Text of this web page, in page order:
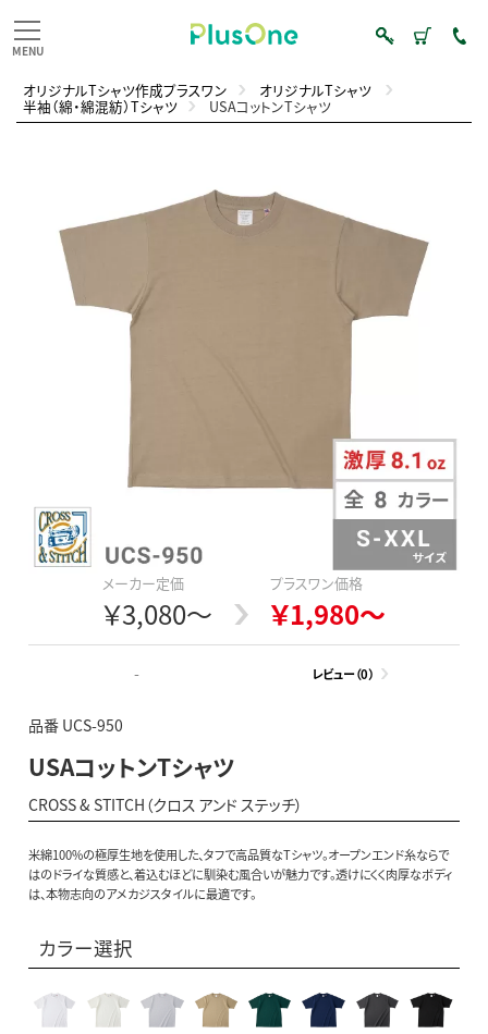
オリジナルTシャツ作成プラスワン オリジナルTシャツ
半袖（綿・綿混紡）Tシャツ USAコットンTシャツ
メーカー定価
￥3,080～
プラスワン価格
￥1,980～
- レビュー（0）
品番 UCS-950
USAコットンTシャツ
CROSS & STITCH（クロス アンド ステッチ）
米綿100%の極厚生地を使用した、タフで高品質なTシャツ。オープンエンド糸ならで
はのドライな質感と、着込むほどに馴染む風合いが魅力です。透けにくく肉厚なボディ
は、本物志向のアメカジスタイルに最適です。
カラー選択